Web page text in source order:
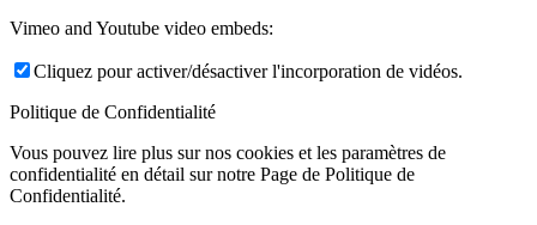
Vimeo and Youtube video embeds:
Cliquez pour activer/désactiver l'incorporation de vidéos.
Politique de Confidentialité
Vous pouvez lire plus sur nos cookies et les paramètres de
confidentialité en détail sur notre Page de Politique de
Confidentialité.